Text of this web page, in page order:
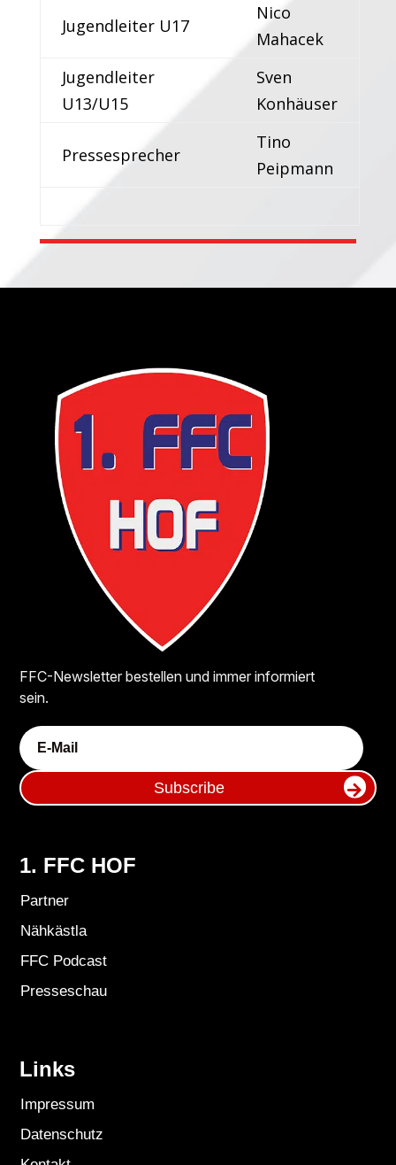
Jugendleiter U17
Nico
Mahacek
Jugendleiter
U13/U15
Sven
Konhäuser
Pressesprecher
Tino
Peipmann
FFC-Newsletter bestellen und immer informiert
sein.
Subscribe
1. FFC HOF
Partner
Nähkästla
FFC Podcast
Presseschau
Links
Impressum
Datenschutz